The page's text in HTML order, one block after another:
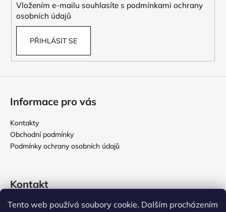
Tento web používá soubory cookie. Dalším procházením
Vložením e-mailu souhlasíte s podmínkami ochrany
osobních údajů
PŘIHLÁSIT SE
Informace pro vás
Kontakty
Obchodní podmínky
Podmínky ochrany osobních údajů
Kontakt
rikomix @seznam.cz